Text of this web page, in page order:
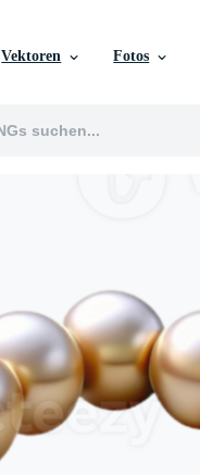
Vektoren Fotos